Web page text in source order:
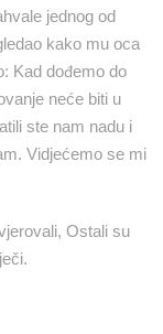
jednog od
kako mu oca
Kad dođemo do
neće biti u
ste nam nadu i
Vidjećemo se mi
Ostali su